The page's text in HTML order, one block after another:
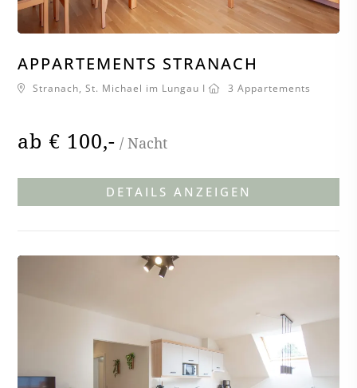
APPARTEMENTS STRANACH
Stranach, St. Michael im Lungau I 3 Appartements
ab € 100,-
DETAILS ANZEIGEN
STRANACH